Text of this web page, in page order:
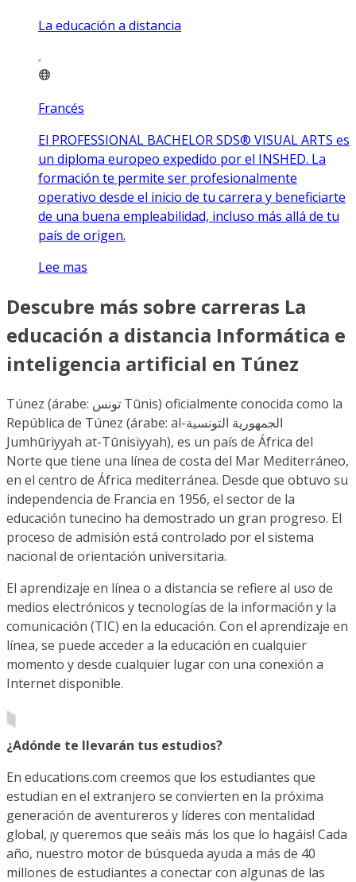
La educación a distancia
Francés
El PROFESSIONAL BACHELOR SDS® VISUAL ARTS es
un diploma europeo expedido por el INSHED. La
formación te permite ser profesionalmente
operativo desde el inicio de tu carrera y beneficiarte
de una buena empleabilidad, incluso más allá de tu
país de origen.
Lee mas
Descubre más sobre carreras La
educación a distancia Informática e
inteligencia artificial en Túnez
Túnez (árabe: تونس Tūnis) oficialmente conocida como la
República de Túnez (árabe: al-الجمهورية التونسية
Jumhūriyyah at-Tūnisiyyah), es un país de África del
Norte que tiene una línea de costa del Mar Mediterráneo,
en el centro de África mediterránea. Desde que obtuvo su
independencia de Francia en 1956, el sector de la
educación tunecino ha demostrado un gran progreso. El
proceso de admisión está controlado por el sistema
nacional de orientación universitaria.
El aprendizaje en línea o a distancia se refiere al uso de
medios electrónicos y tecnologías de la información y la
comunicación (TIC) en la educación. Con el aprendizaje en
línea, se puede acceder a la educación en cualquier
momento y desde cualquier lugar con una conexión a
Internet disponible.
¿Adónde te llevarán tus estudios?
En educations.com creemos que los estudiantes que
estudian en el extranjero se convierten en la próxima
generación de aventureros y líderes con mentalidad
global, ¡y queremos que seáis más los que lo hagáis! Cada
año, nuestro motor de búsqueda ayuda a más de 40
millones de estudiantes a conectar con algunas de las